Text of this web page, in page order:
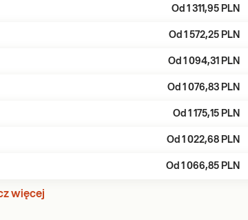
Od 1 311,95 PLN
Od 1 572,25 PLN
Od 1 094,31 PLN
Od 1 076,83 PLN
Od 1 175,15 PLN
Od 1 022,68 PLN
Od 1 066,85 PLN
więcej